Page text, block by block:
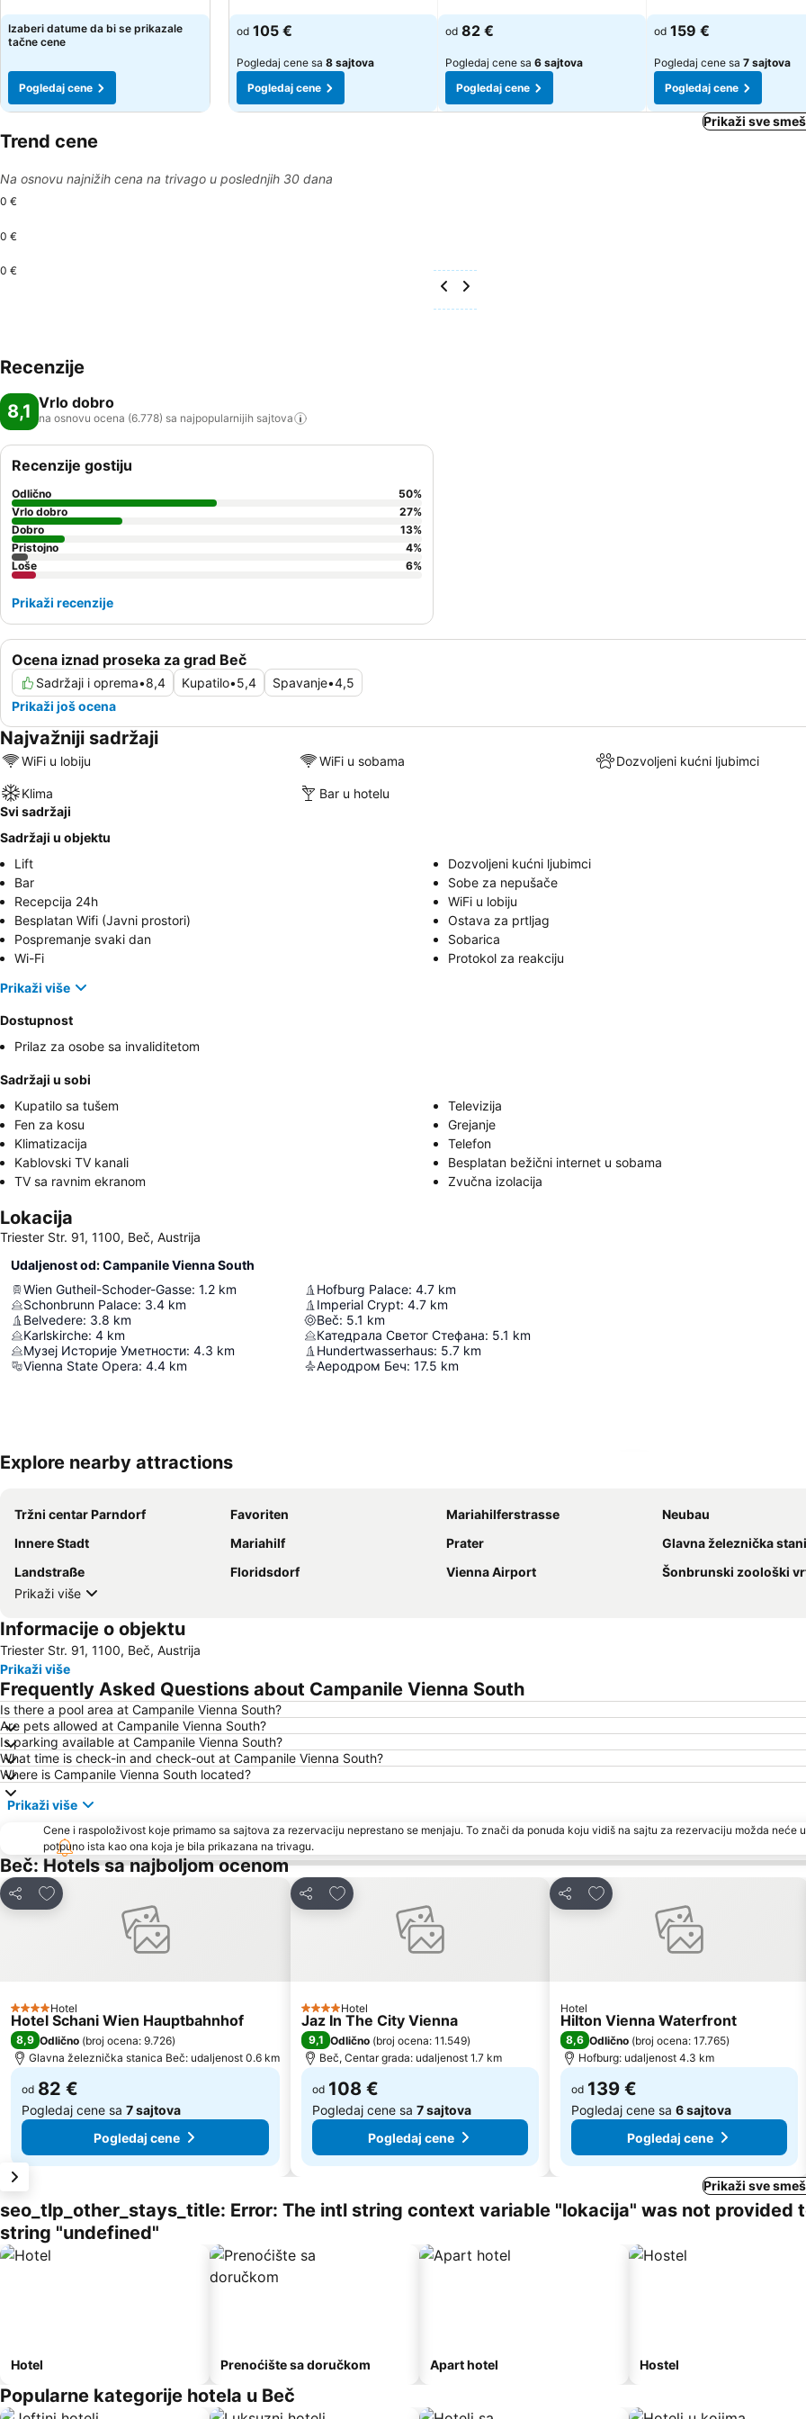
Pogledaj cene
Izaberi datume da bi se prikazale
tačne cene
Pogledaj cene
Pogledaj cene
od 105 €
Pogledaj cene sa 8 sajtova
Pogledaj cene
od 82 €
Pogledaj cene sa 6 sajtova
Pogledaj cene
Pogledaj cene
od 159 €
Pogledaj cene sa 7 sajtova
Pogledaj cene
Prikaži sve
Trend cene
Na osnovu najnižih cena na trivago u poslednjih 30 dana
0 €
0 €
0 €
Recenzije
8,1 Vrlo dobro
na osnovu ocena (6.778) sa najpopularnijih sajtova
Ocena iznad proseka za grad Beč
Sadržaji i oprema•8,4 Kupatilo•5,4 Spavanje•4,5
Prikaži još ocena
Recenzije gostiju
Odlično 50%
Vrlo dobro
27%
Dobro
13%
Pristojno
4%
Loše
6%
Prikaži recenzije
Najvažniji sadržaji
WiFi u lobiju WiFi u sobama Dozvoljeni kućni ljubimci
Klima
Bar u hotelu
Svi sadržaji
Sadržaji u objektu
Lift
Dozvoljeni kućni ljubimci
Bar
Sobe za nepušače
Recepcija 24h
WiFi u lobiju
Besplatan Wifi (Javni prostori)
Ostava za prtljag
Pospremanje svaki dan
Sobarica
Wi-Fi
Protokol za reakciju
Prikaži više
Dostupnost
Prilaz za osobe sa invaliditetom
Sadržaji u sobi
Kupatilo sa tušem
Televizija
Fen za kosu
Grejanje
Klimatizacija
Telefon
Kablovski TV kanali
Besplatan bežični internet u sobama
TV sa ravnim ekranom
Zvučna izolacija
Lokacija
Triester Str. 91, 1100, Beč, Austrija
Udaljenost od: Campanile Vienna South
Wien Gutheil-Schoder-Gasse: 1.2 km
Schonbrunn Palace: 3.4 km
Belvedere: 3.8 km
Karlskirche: 4 km
Музеј Историје Уметности: 4.3 km
Vienna State Opera: 4.4 km
Hofburg Palace: 4.7 km
Imperial Crypt: 4.7 km
Beč: 5.1 km
Катедрала Светог Стефана: 5.1 km
Hundertwasserhaus: 5.7 km
Аеродром Беч: 17.5 km
Explore nearby attractions
Tržni centar Parndorf Favoriten Mariahilferstrasse
Neubau
Innere Stadt
Mariahilf Prater
Glavna železnička
Landstraße
Floridsdorf Vienna Airport
Šonbrunski zoološki
Prikaži više
Informacije o objektu
Triester Str. 91, 1100, Beč, Austrija
Prikaži više
Frequently Asked Questions about Campanile Vienna South
Is there a pool area at Campanile Vienna South?
Are pets allowed at Campanile Vienna South?
Is parking available at Campanile Vienna South?
What time is check-in and check-out at Campanile Vienna South?
Where is Campanile Vienna South located?
Prikaži više
Cene i raspoloživost koje primamo sa sajtova za rezervaciju neprestano se menjaju. To znači da ponuda koju vidiš na sajtu za rezervaciju možda neće
potpuno ista kao ona koja je bila prikazana na trivagu.
Beč: Hotels sa najboljom ocenom
Deli
Dodati u favorite
4 Zvezdice
Hotel
Hotel Schani Wien Hauptbahnhof
8,9 Odlično (broj ocena: 9.726)
Glavna železnička stanica Beč: udaljenost 0.6 km
od 82 €
Pogledaj cene sa 7 sajtova
Pogledaj cene
Deli
Dodati u favorite
4 Zvezdice
Hotel
Jaz In The City Vienna
9,1 Odlično (broj ocena: 11.549)
Beč, Centar grada: udaljenost 1.7 km
od 108 €
Pogledaj cene sa 7 sajtova
Pogledaj cene
Deli
Dodati u favorite
Hotel
Hilton Vienna Waterfront
8,6 Odlično (broj ocena: 17.765)
Hofburg: udaljenost 4.3 km
od 139 €
Pogledaj cene sa 6 sajtova
Pogledaj cene
Prikaži sve
seo_tlp_other_stays_title: Error: The intl string context variable "lokacija" was not provided
string "undefined"
Hotel Prenoćište sa doručkom Apart hotel Hostel
Popularne kategorije hotela u Beč